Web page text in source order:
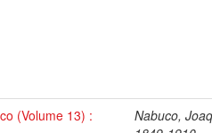
(Volume 13) :
Nabuco,